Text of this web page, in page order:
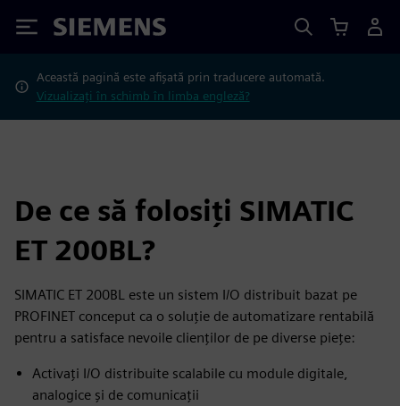
Siemens
Această pagină este afișată prin traducere automată.
Vizualizați în schimb în limba engleză?
De ce să folosiți SIMATIC
ET 200BL?
SIMATIC ET 200BL este un sistem I/O distribuit bazat pe
PROFINET conceput ca o soluție de automatizare rentabilă
pentru a satisface nevoile clienților de pe diverse piețe:
Activați I/O distribuite scalabile cu module digitale,
analogice și de comunicații